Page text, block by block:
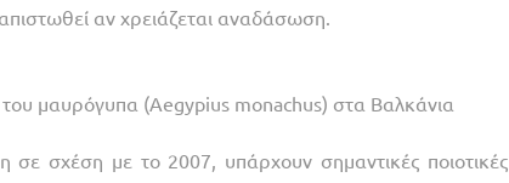
αν χρειάζεται αναδάσωση.
του μαυρόγυπα (Aegypius monachus) στα Βαλκάνια
σχέση με το 2007, υπάρχουν σημαντικές ποιοτικές